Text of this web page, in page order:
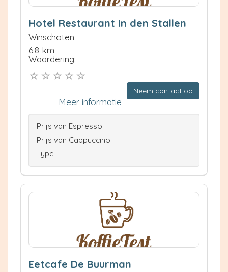
Hotel Restaurant In den Stallen
Winschoten
6.8 km
Waardering:
Neem contact op
Meer informatie
Prijs van Espresso
Prijs van Cappuccino
Type
Eetcafe De Buurman